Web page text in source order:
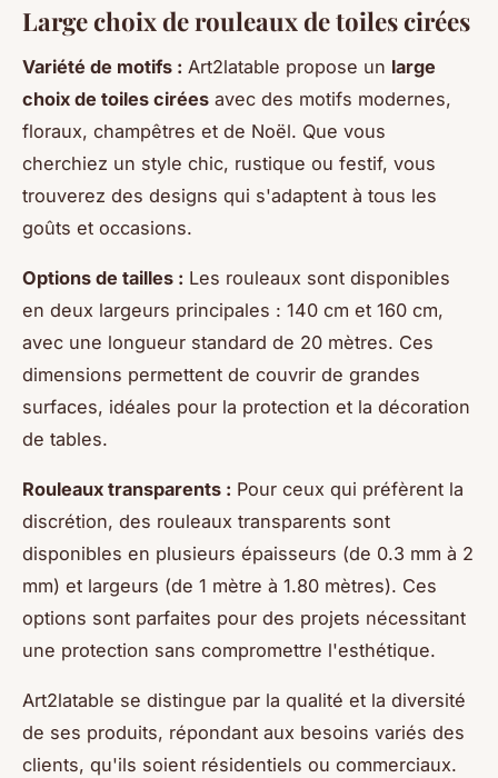
Large choix de rouleaux de toiles cirées
Variété de motifs : Art2latable propose un large
choix de toiles cirées avec des motifs modernes,
floraux, champêtres et de Noël. Que vous
cherchiez un style chic, rustique ou festif, vous
trouverez des designs qui s'adaptent à tous les
goûts et occasions.
Options de tailles : Les rouleaux sont disponibles
en deux largeurs principales : 140 cm et 160 cm,
avec une longueur standard de 20 mètres. Ces
dimensions permettent de couvrir de grandes
surfaces, idéales pour la protection et la décoration
de tables.
Rouleaux transparents : Pour ceux qui préfèrent la
discrétion, des rouleaux transparents sont
disponibles en plusieurs épaisseurs (de 0.3 mm à 2
mm) et largeurs (de 1 mètre à 1.80 mètres). Ces
options sont parfaites pour des projets nécessitant
une protection sans compromettre l'esthétique.
Art2latable se distingue par la qualité et la diversité
de ses produits, répondant aux besoins variés des
clients, qu'ils soient résidentiels ou commerciaux.